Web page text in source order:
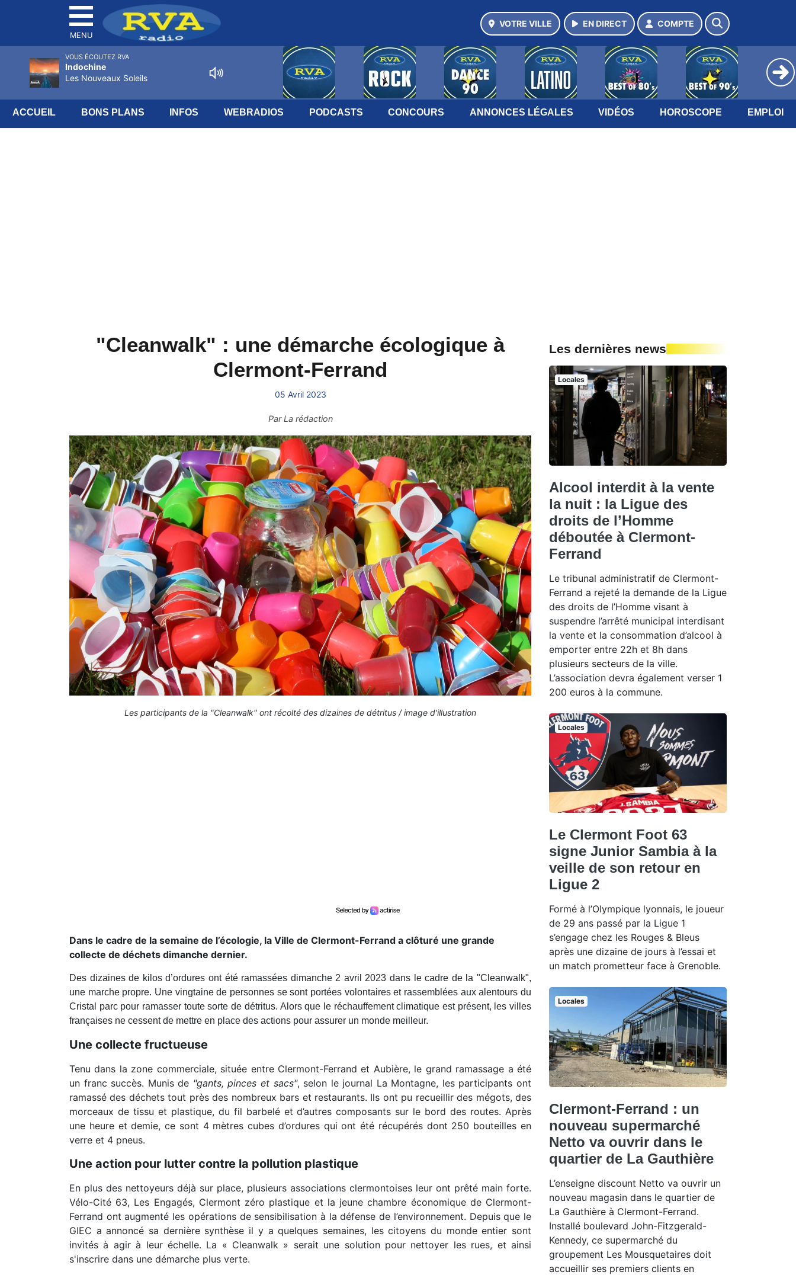
MENU
VOTRE VILLE EN DIRECT COMPTE
ACCUEIL BONS PLANS INFOS WEBRADIOS PODCASTS CONCOURS ANNONCES LÉGALES VIDÉOS HOROSCOPE EMPLOI
"Cleanwalk" : une démarche écologique à
Clermont-Ferrand
05 Avril 2023
ParLa rédaction
Les participants de la "Cleanwalk" ont récolté des dizaines de détritus / image d'illustration
Dans le cadre de la semaine de l’écologie, la Ville de Clermont-Ferrand a clôturé une grande
collecte de déchets dimanche dernier.
Des dizaines de kilos d’ordures ont été ramassées dimanche 2 avril 2023 dans le cadre de la "Cleanwalk",
une marche propre. Une vingtaine de personnes se sont portées volontaires et rassemblées aux alentours du
Cristal parc pour ramasser toute sorte de détritus. Alors que le réchauffement climatique est présent, les villes
françaises ne cessent de mettre en place des actions pour assurer un monde meilleur.
Une collecte fructueuse
Tenu dans la zone commerciale, située entre Clermont-Ferrand et Aubière, le grand ramassage a été
un franc succès. Munis de "gants, pinces et sacs", selon le journal La Montagne, les participants ont
ramassé des déchets tout près des nombreux bars et restaurants. Ils ont pu recueillir des mégots, des
morceaux de tissu et plastique, du fil barbelé et d’autres composants sur le bord des routes. Après
une heure et demie, ce sont 4 mètres cubes d’ordures qui ont été récupérés dont 250 bouteilles en
verre et 4 pneus.
Une action pour lutter contre la pollution plastique
En plus des nettoyeurs déjà sur place, plusieurs associations clermontoises leur ont prêté main forte.
Vélo-Cité 63, Les Engagés, Clermont zéro plastique et la jeune chambre économique de Clermont-
Ferrand ont augmenté les opérations de sensibilisation à la défense de l’environnement. Depuis que le
GIEC a annoncé sa dernière synthèse il y a quelques semaines, les citoyens du monde entier sont
invités à agir à leur échelle. La « Cleanwalk » serait une solution pour nettoyer les rues, et ainsi
s'inscrire dans une démarche plus verte.
Les dernières news
Locales
Alcool interdit à la vente
la nuit : la Ligue des
droits de l’Homme
déboutée à Clermont-
Ferrand
Le tribunal administratif de Clermont-
Ferrand a rejeté la demande de la Ligue
des droits de l’Homme visant à
suspendre l’arrêté municipal interdisant
la vente et la consommation d’alcool à
emporter entre 22h et 8h dans
plusieurs secteurs de la ville.
L’association devra également verser 1
200 euros à la commune.
Locales
Le Clermont Foot 63
signe Junior Sambia à la
veille de son retour en
Ligue 2
Formé à l’Olympique lyonnais, le joueur
de 29 ans passé par la Ligue 1
s’engage chez les Rouges & Bleus
après une dizaine de jours à l’essai et
un match prometteur face à Grenoble.
Locales
Clermont-Ferrand : un
nouveau supermarché
Netto va ouvrir dans le
quartier de La Gauthière
L’enseigne discount Netto va ouvrir un
nouveau magasin dans le quartier de
La Gauthière à Clermont-Ferrand.
Installé boulevard John-Fitzgerald-
Kennedy, ce supermarché du
groupement Les Mousquetaires doit
accueillir ses premiers clients en
VOUS ÉCOUTEZ RVA
Indochine
Les Nouveaux Soleils